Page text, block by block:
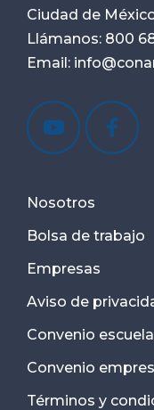
Ciudad de
Llámanos: 800
Email:
Nosotros
Bolsa de trabajo
Empresas
Aviso de
Convenio
Convenio
Términos y